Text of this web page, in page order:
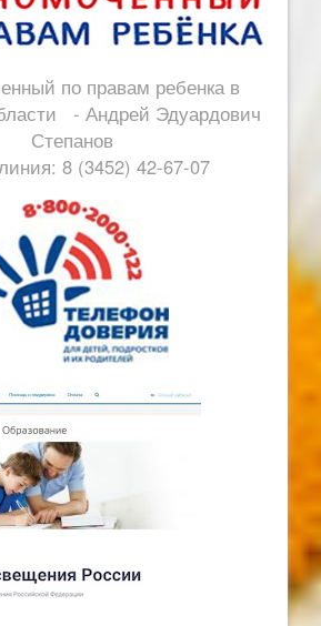
по правам ребенка в
- Андрей Эдуардович
Степанов
8 (3452) 42-67-07